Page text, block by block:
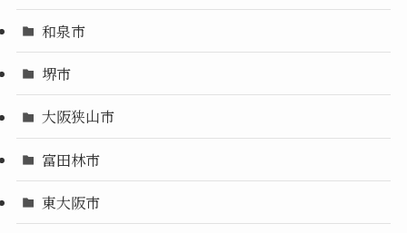
和泉市
堺市
大阪狭山市
富田林市
東大阪市